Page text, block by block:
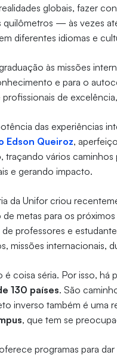
globais, fazer
— às vezes
diferentes idiomas e
às missões
e para o
de
das experiências
Edson Queiroz,
, traçando vários
e gerando impacto.
da Unifor criou
metas para os
professores e
missões internacionais,
é coisa séria. Por isso, há
130 países. São
inverso também é uma
, que tem se
programas para